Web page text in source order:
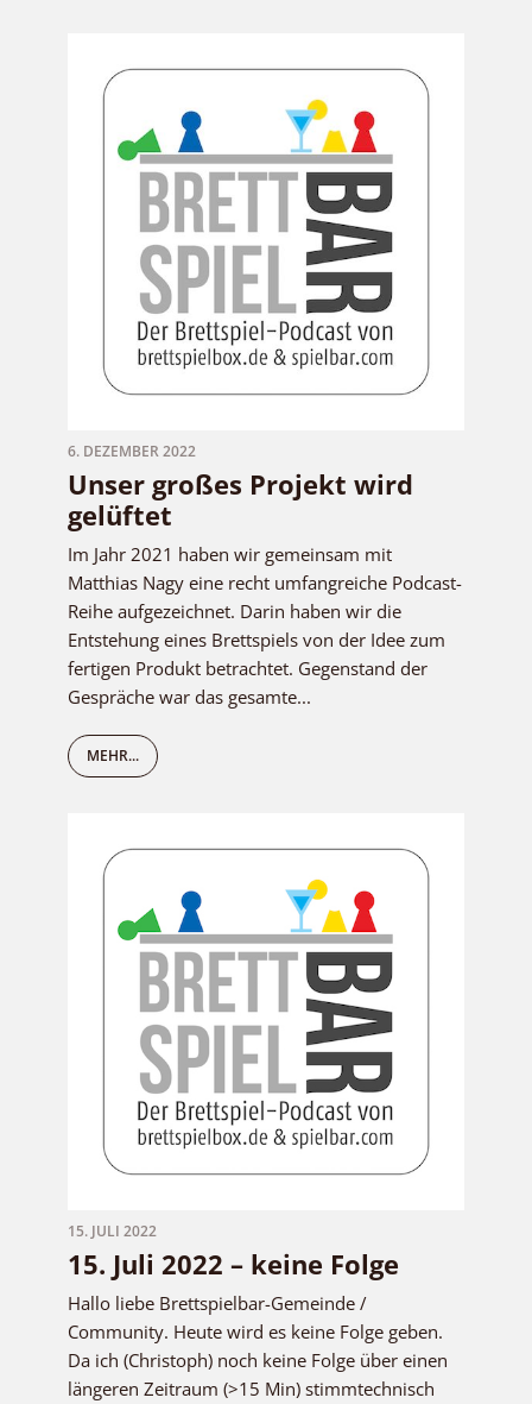
6. DEZEMBER 2022
Unser großes Projekt wird
gelüftet
Im Jahr 2021 haben wir gemeinsam mit
Matthias Nagy eine recht umfangreiche Podcast-
Reihe aufgezeichnet. Darin haben wir die
Entstehung eines Brettspiels von der Idee zum
fertigen Produkt betrachtet. Gegenstand der
Gespräche war das gesamte...
MEHR...
15. JULI 2022
15. Juli 2022 – keine Folge
Hallo liebe Brettspielbar-Gemeinde /
Community. Heute wird es keine Folge geben.
Da ich (Christoph) noch keine Folge über einen
längeren Zeitraum (>15 Min) stimmtechnisch